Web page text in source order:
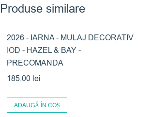
Produse similare
2026 - IARNA - MULAJ DECORATIV
IOD - HAZEL & BAY -
PRECOMANDA
185,00 lei
ADAUGĂ ÎN COȘ